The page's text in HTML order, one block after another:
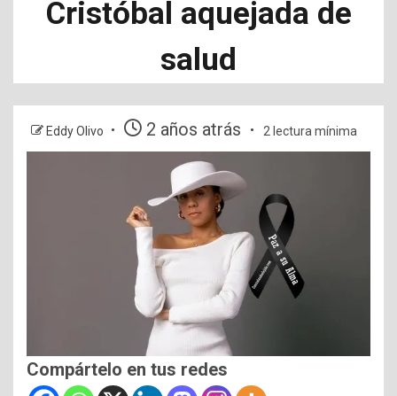
Cristóbal aquejada de
salud
Eddy Olivo 2 años atrás 2 lectura mínima
Compártelo en tus redes